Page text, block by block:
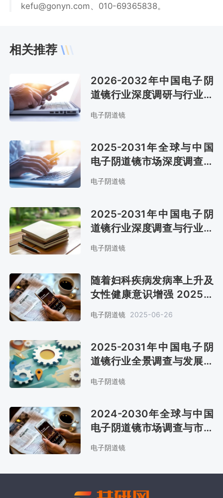
kefu@gonyn.com、010-69365838。
相关推荐
2026-2032年中国电子阴
道镜行业深度调研与行业前
电子阴道镜
2025-2031年全球与中国
电子阴道镜市场深度调查与
行业竞争对手分析报告
电子阴道镜
2025-2031年中国电子阴
道镜行业深度调查与行业前
景预测报告
电子阴道镜
随着妇科疾病发病率上升及
女性健康意识增强 2025年
电子阴道镜市场规模约11亿
美元[图]
电子阴道镜 2025-06-26
2025-2031年中国电子阴
道镜行业全景调查与发展前
景报告
电子阴道镜
2024-2030年全球与中国
电子阴道镜市场调查与市场
需求预测报告
电子阴道镜